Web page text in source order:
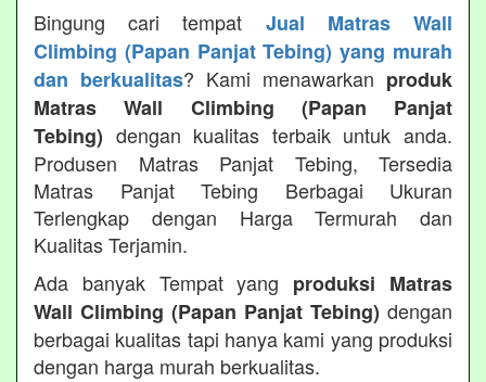
Bingung cari tempat Jual Matras Wall
Climbing (Papan Panjat Tebing) yang murah
dan berkualitas? Kami menawarkan produk
Matras Wall Climbing (Papan Panjat
Tebing) dengan kualitas terbaik untuk anda.
Produsen Matras Panjat Tebing, Tersedia
Matras Panjat Tebing Berbagai Ukuran
Terlengkap dengan Harga Termurah dan
Kualitas Terjamin.
Ada banyak Tempat yang produksi Matras
Wall Climbing (Papan Panjat Tebing) dengan
berbagai kualitas tapi hanya kami yang produksi
dengan harga murah berkualitas.